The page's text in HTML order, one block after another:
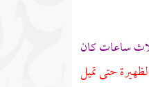
ساعات كان
حتى تميل